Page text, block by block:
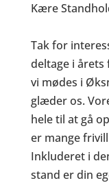
Kære
Tak for
deltage i
vi mødes i
glæder os.
hele til at gå
er mange
Inkluderet i
stand er din